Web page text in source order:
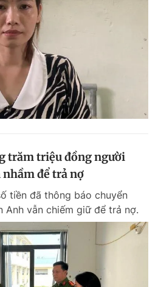
Liên hệ quảng cáo
0908 780 404
RSS Tòa soạn Chính sách bảo
Dũng
Hưng
- BTTTT cấp ngày 24.3.2020
về Báo Thanh Niên. Cấm sao chép
có sự chấp thuận bằng văn bản.
JSC.
trăm triệu đồng người
để trả nợ
tiền đã thông báo chuyển
Anh vẫn chiếm giữ để trả nợ.